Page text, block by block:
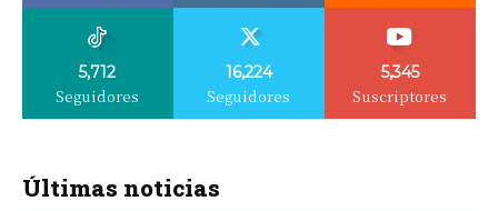
5,712
Seguidores
16,224
Seguidores
5,345
Suscriptores
Últimas noticias